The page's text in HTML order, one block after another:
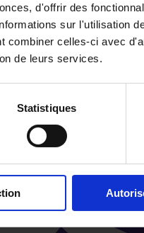
d'offrir des
sur l'utilisation
combiner celles-ci avec
de leurs services.
Statistiques